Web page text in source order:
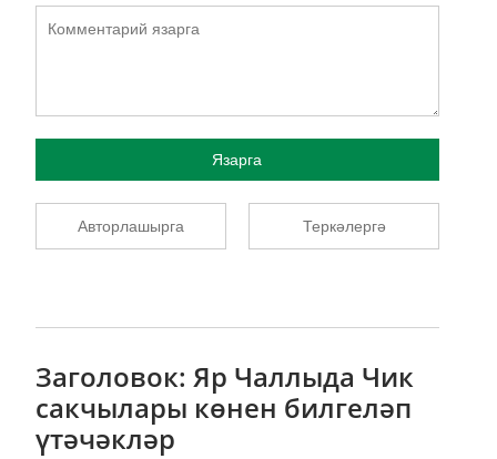
Язарга
Авторлашырга Теркәлергә
Заголовок: Яр Чаллыда Чик
сакчылары көнен билгеләп
үтәчәкләр